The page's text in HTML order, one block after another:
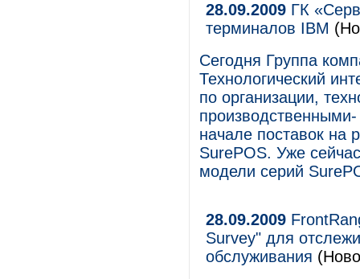
28.09.2009 ГК
терминалов IBM
Сегодня Группа
Технологический
по организации,
начале поставок на
SurePOS. Уже
модели серий
28.09.2009
Survey" для
обслуживания